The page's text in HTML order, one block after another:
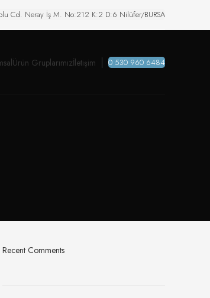
Cd. Neray İş M. No:212 K:2 D:6 Nilüfer/BURSA
Ürün Gruplarımızİletişim 0 530 960 6484
Recent Comments